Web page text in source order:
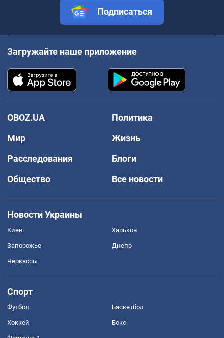
Подписаться
Загружайте наше приложение
OBOZ.UA
Политика
Мир
Жизнь
Расследования
Блоги
Общество
Все новости
Новости Украины
Киев Харьков
Запорожье Днепр
Черкассы
Спорт
Футбол Баскетбол
Хоккей Бокс